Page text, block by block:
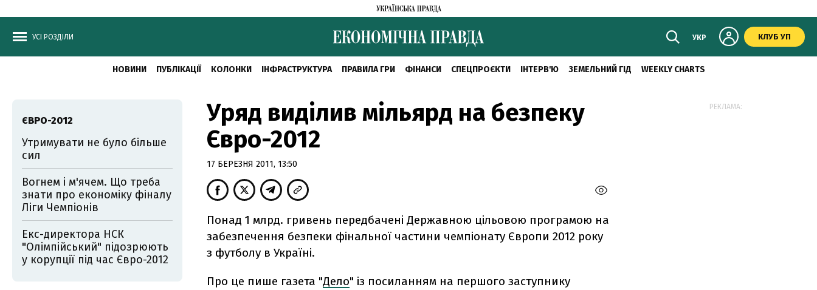
УСІ РОЗДІЛИ УКР КЛУБ УП
НОВИНИ ПУБЛІКАЦІЇ КОЛОНКИ ІНФРАСТРУКТУРА ПРАВИЛА ГРИ ФІНАНСИ СПЕЦПРОЄКТИ ІНТЕРВ'Ю ЗЕМЕЛЬНИЙ ГІД WEEKLY CHARTS
Уряд виділив мільярд на безпеку
Євро-2012
17 БЕРЕЗНЯ 2011, 13:50
Понад 1 млрд. гривень передбачені Державною цільовою програмою на
забезпечення безпеки фінальної частини чемпіонату Європи 2012 року
з футболу в Україні.
Про це пише газета "Дело" із посиланням на першого заступнику
ЄВРО-2012
Утримувати не було більше
сил
Вогнем і м'ячем. Що треба
знати про економіку фіналу
Ліги Чемпіонів
Екс-директора НСК
"Олімпійський" підозрюють
у корупції під час Євро-2012
РЕКЛАМА: